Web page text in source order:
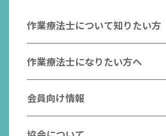
作業療法士について知りたい方
作業療法とは
作業療法士とは
はたらく作業療法士
作業療法士になりたい方へ
作業療法士になるには
作業療法士として活躍する先輩
会員向け情報
協会からのお知らせ